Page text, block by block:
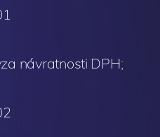
návratnosti DPH;